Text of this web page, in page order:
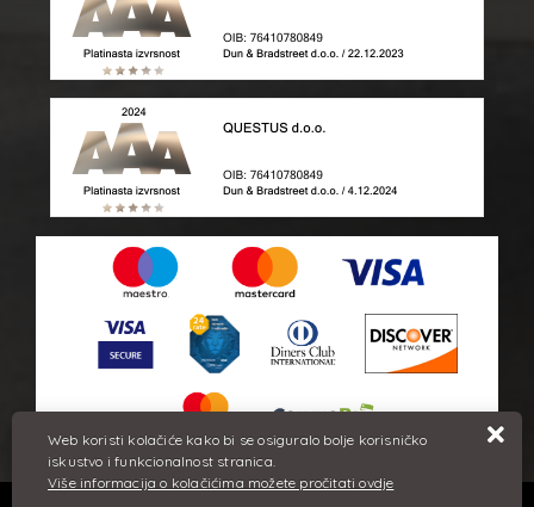
Web koristi kolačiće kako bi se osiguralo bolje korisničko
iskustvo i funkcionalnost stranica.
Više informacija o kolačićima možete pročitati ovdje